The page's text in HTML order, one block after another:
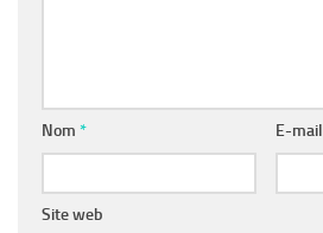
Nom * E-mail
Site web